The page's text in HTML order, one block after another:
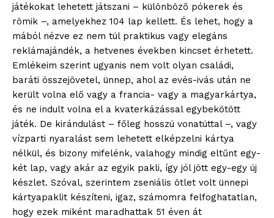
játékokat lehetett játszani – különböző pókerek és
römik –, amelyekhez 104 lap kellett. És lehet, hogy a
mából nézve ez nem túl praktikus vagy elegáns
reklámajándék, a hetvenes években kincset érhetett.
Emlékeim szerint ugyanis nem volt olyan családi,
baráti összejövetel, ünnep, ahol az evés-ivás után ne
került volna elő vagy a francia- vagy a magyarkártya,
és ne indult volna el a kvaterkázással egybekötött
játék. De kirándulást – főleg hosszú vonatúttal –, vagy
vízparti nyaralást sem lehetett elképzelni kártya
nélkül, és bizony mifelénk, valahogy mindig eltűnt egy-
két lap, vagy akár az egyik pakli, így jól jött egy-egy új
készlet. Szóval, szerintem zseniális ötlet volt ünnepi
kártyapaklit készíteni, igaz, számomra felfoghatatlan,
hogy ezek miként maradhattak 51 éven át